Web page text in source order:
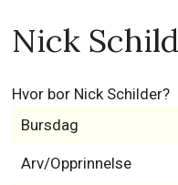
Nick
Hvor bor Nick Schilder?
Bursdag
Arv/Opprinnelse